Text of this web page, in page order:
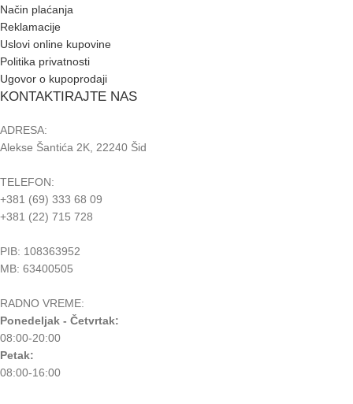
Način plaćanja
Reklamacije
Uslovi online kupovine
Politika privatnosti
Ugovor o kupoprodaji
KONTAKTIRAJTE NAS
ADRESA:
Alekse Šantića 2K, 22240 Šid
TELEFON:
+381 (69) 333 68 09
+381 (22) 715 728
PIB: 108363952
MB: 63400505
RADNO VREME:
Ponedeljak - Četvrtak:
08:00-20:00
Petak:
08:00-16:00